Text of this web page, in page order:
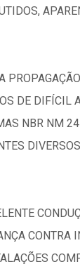
DE DIFÍCIL
NBR NM
CONTRA